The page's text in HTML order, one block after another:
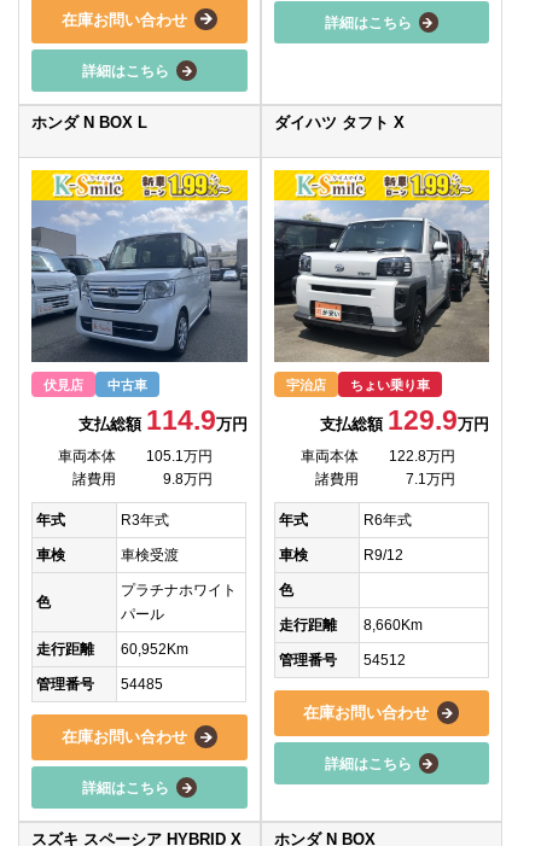
在庫お問い合わせ
詳細はこちら
詳細はこちら
ホンダ N BOX L
伏見店 中古車
支払総額 114.9万円
車両本体
105.1万円
諸費用
9.8万円
年式 R3年式
車検 車検受渡
色
プラチナホワイト
パール
走行距離 60,952Km
管理番号 54485
在庫お問い合わせ
詳細はこちら
ダイハツ タフト X
宇治店 ちょい乗り車
支払総額 129.9万円
車両本体
122.8万円
諸費用
7.1万円
年式 R6年式
車検 R9/12
色
走行距離 8,660Km
管理番号 54512
在庫お問い合わせ
詳細はこちら
スズキ スペーシア HYBRID X ホンダ N BOX